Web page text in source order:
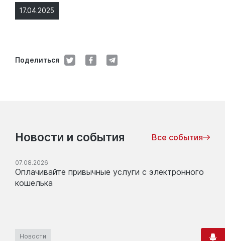
17.04.2025
Поделиться
Новости и события Все события
07.08.2026
Оплачивайте привычные услуги с электронного
кошелька
Новости